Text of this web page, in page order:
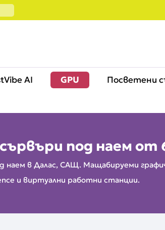
AI GPU Посветени
под наем от
наем в Далас, САЩ. Мащабируеми
и виртуални работни станции.